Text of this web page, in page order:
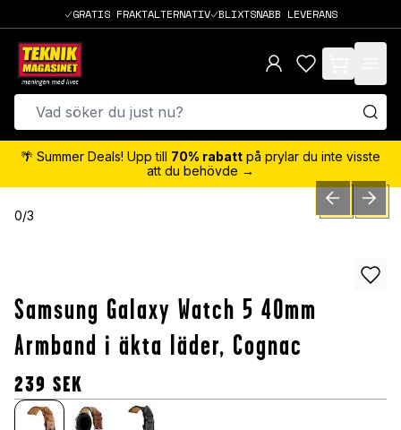
GRATIS FRAKTALTERNATIV BLIXTSNABB LEVERANS
items in cart,
🌴 Summer Deals! Upp till 70% rabatt på prylar du inte visste
att du behövde →
0/3 PREVIOUSNEXT
Samsung Galaxy Watch 5 40mm
Armband i äkta läder, Cognac
239 SEK